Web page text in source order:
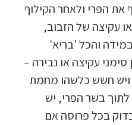
את הפרי ולאחר הקילוף
עקיצה של הזבוב,
והכל 'בריא'
סימני עקיצה או נבירה –
ויש חשש כלשהו מחמת
בשר הפרי, יש
בכל פרוסה אם